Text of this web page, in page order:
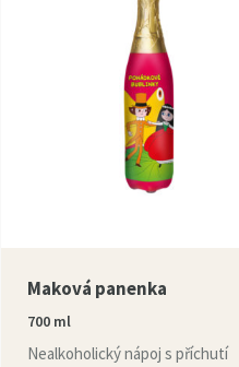
Maková panenka
700 ml
Nealkoholický nápoj s příchutí